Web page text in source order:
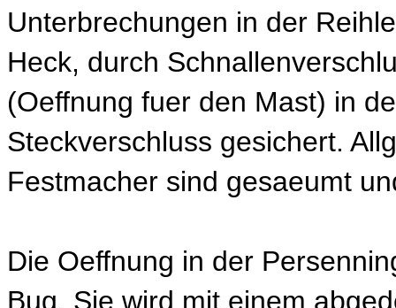
Unterbrechungen in der
Heck, durch
(Oeffnung fuer den Mast) in
Steckverschluss gesichert.
Festmacher sind gesaeumt
Die Oeffnung in der
Bug. Sie wird mit einem